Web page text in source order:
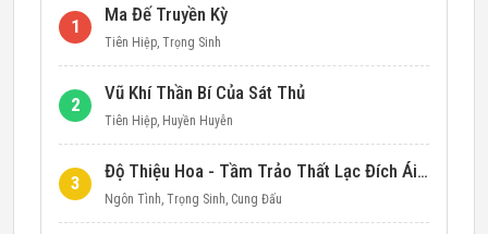
1
Ma Đế Truyền Kỳ
Tiên Hiệp, Trọng Sinh
2
Vũ Khí Thần Bí Của Sát Thủ
Tiên Hiệp, Huyền Huyễn
3
Độ Thiệu Hoa - Tầm Trảo Thất Lạc Đích Ái Tình
Ngôn Tình, Trọng Sinh, Cung Đấu